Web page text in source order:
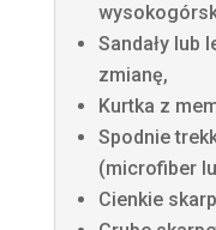
Sandały lub
zmianę,
Kurtka z
Spodnie
(microfiber
Cienkie